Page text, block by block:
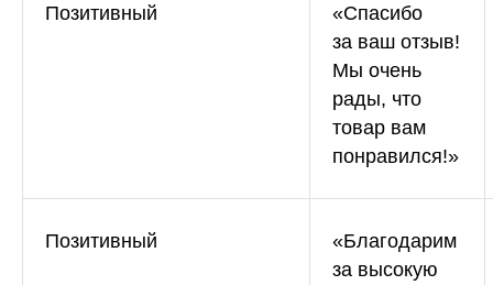
Позитивный
«Спасибо
за ваш отзыв!
Мы очень
рады, что
товар вам
понравился!»
Позитивный
«Благодарим
за высокую